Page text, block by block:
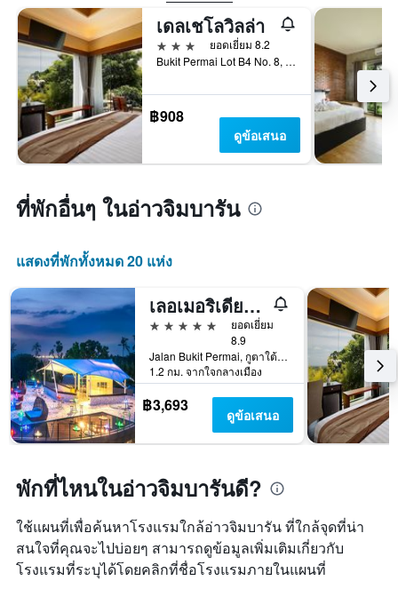
เดลเชโลวิลล่า
3 ดาว
ยอดเยี่ยม 8.2
Bukit Permai Lot B4 No. 8, กูตาใต้, อินโดนีเซีย
฿908
ดูข้อเสนอ
ที่พักอื่นๆ ในอ่าวจิมบารัน
แสดงที่พักทั้งหมด 20 แห่ง
เลอเมอริเดียน บาหลี จิมบารัน
5 ดาว
ยอดเยี่ยม
8.9
Jalan Bukit Permai, กูตาใต้, อินโดนีเซีย
1.2 กม. จากใจกลางเมือง
฿3,693 ดูข้อเสนอ
พักที่ไหนในอ่าวจิมบารันดี?
ใช้แผนที่เพื่อค้นหาโรงแรมใกล้อ่าวจิมบารัน ที่ใกล้จุดที่น่า
สนใจที่คุณจะไปบ่อยๆ สามารถดูข้อมูลเพิ่มเติมเกี่ยวกับ
โรงแรมที่ระบุได้โดยคลิกที่ชื่อโรงแรมภายในแผนที่